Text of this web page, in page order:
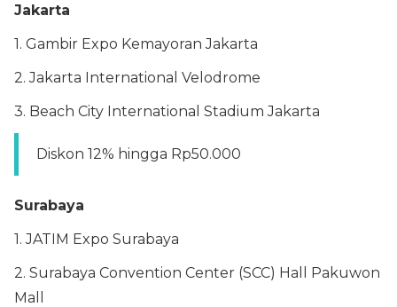
Jakarta
1. Gambir Expo Kemayoran Jakarta
2. Jakarta International Velodrome
3. Beach City International Stadium Jakarta
Diskon 12% hingga Rp50.000
Surabaya
1. JATIM Expo Surabaya
2. Surabaya Convention Center (SCC) Hall Pakuwon
Mall